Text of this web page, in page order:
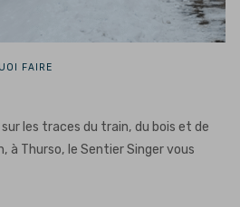
FAIRE
les traces du train, du bois et de
à Thurso, le Sentier Singer vous